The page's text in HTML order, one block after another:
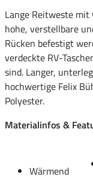
Lange Reitweste
hohe, verstellbare
Rücken befestigt
verdeckte RV-
sind. Langer,
hochwertige Felix
Polyester.
Materialinfos &
Wärmend